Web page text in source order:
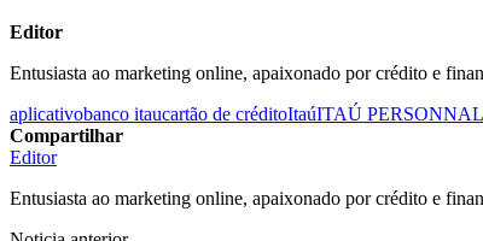
Editor
Entusiasta ao marketing online, apaixonado por crédito e
aplicativobanco itaucartão de créditoItaúITAÚ
Compartilhar
Editor
Entusiasta ao marketing online, apaixonado por crédito e